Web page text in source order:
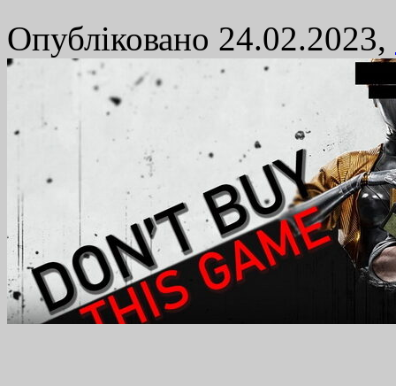
Опубліковано 24.02.2023,